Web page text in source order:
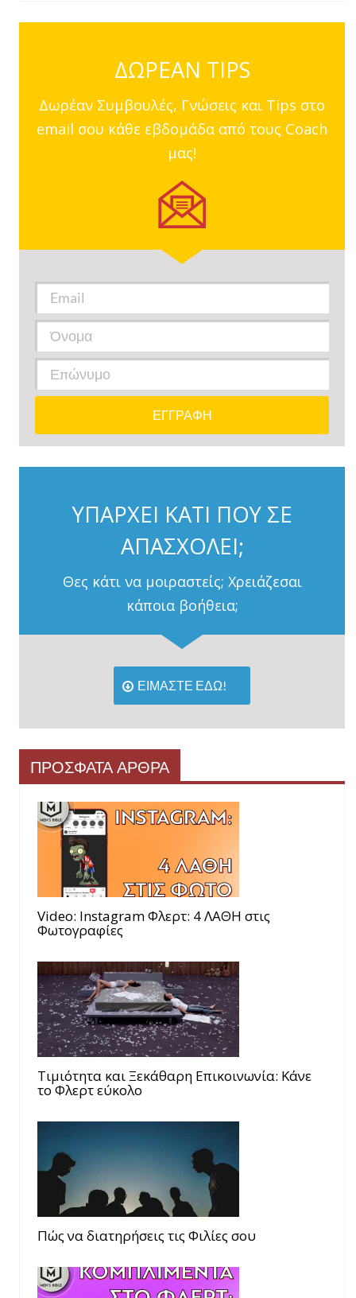
ΔΩΡΕΑΝ TIPS
Δωρέαν Συμβουλές, Γνώσεις και Tips στο
email σου κάθε εβδομάδα από τους Coach
μας!
ΥΠΑΡΧΕΙ ΚΑΤΙ ΠΟΥ ΣΕ
ΑΠΑΣΧΟΛΕΙ;
Θες κάτι να μοιραστείς; Χρειάζεσαι
κάποια βοήθεια;
ΕΙΜΑΣΤΕ ΕΔΩ!
ΠΡΟΣΦΑΤΑ ΑΡΘΡΑ
Video: Instagram Φλερτ: 4 ΛΑΘΗ στις
Φωτογραφίες
Τιμιότητα και Ξεκάθαρη Επικοινωνία: Κάνε
το Φλερτ εύκολο
Πώς να διατηρήσεις τις Φιλίες σου